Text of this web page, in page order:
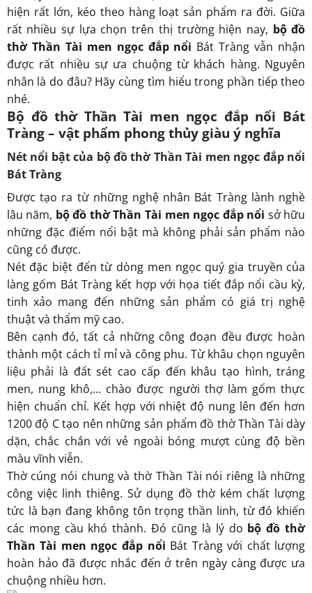
hiện rất lớn, kéo theo hàng loạt sản phẩm ra đời. Giữa
rất nhiều sự lựa chọn trên thị trường hiện nay, bộ đồ
thờ Thần Tài men ngọc đắp nổi Bát Tràng vẫn nhận
được rất nhiều sự ưa chuộng từ khách hàng. Nguyên
nhân là do đâu? Hãy cùng tìm hiểu trong phần tiếp theo
nhé.
Bộ đồ thờ Thần Tài men ngọc đắp nổi Bát
Tràng – vật phẩm phong thủy giàu ý nghĩa
Nét nổi bật của bộ đồ thờ Thần Tài men ngọc đắp nổi
Bát Tràng
Được tạo ra từ những nghệ nhân Bát Tràng lành nghề
lâu năm, bộ đồ thờ Thần Tài men ngọc đắp nổi sở hữu
những đặc điểm nổi bật mà không phải sản phẩm nào
cũng có được.
Nét đặc biệt đến từ dòng men ngọc quý gia truyền của
làng gốm Bát Tràng kết hợp với họa tiết đắp nổi cầu kỳ,
tinh xảo mang đến những sản phẩm có giá trị nghệ
thuật và thẩm mỹ cao.
Bên cạnh đó, tất cả những công đoạn đều được hoàn
thành một cách tỉ mỉ và công phu. Từ khâu chọn nguyên
liệu phải là đất sét cao cấp đến khâu tạo hình, tráng
men, nung khô,… chào được người thợ làm gốm thực
hiện chuẩn chỉ. Kết hợp với nhiệt độ nung lên đến hơn
1200 độ C tạo nên những sản phẩm đồ thờ Thần Tài dày
dặn, chắc chắn với vẻ ngoài bóng mượt cùng độ bền
màu vĩnh viễn.
Thờ cúng nói chung và thờ Thần Tài nói riêng là những
công việc linh thiêng. Sử dụng đồ thờ kém chất lượng
tức là bạn đang không tôn trọng thần linh, từ đó khiến
các mong cầu khó thành. Đó cũng là lý do bộ đồ thờ
Thần Tài men ngọc đắp nổi Bát Tràng với chất lượng
hoàn hảo đã được nhắc đến ở trên ngày càng được ưa
chuộng nhiều hơn.